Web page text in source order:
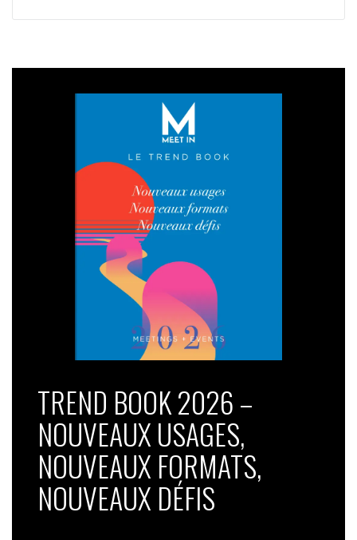
TREND BOOK 2026 –
NOUVEAUX USAGES,
NOUVEAUX FORMATS,
NOUVEAUX DÉFIS